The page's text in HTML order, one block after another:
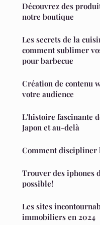
Découvrez des
notre boutique
Les secrets de la
comment sublimer
pour barbecue
Création de contenu
votre audience
L'histoire fascinante
Japon et au-delà
Comment discipliner
Trouver des iphones
possible!
Les sites
immobiliers en 2024